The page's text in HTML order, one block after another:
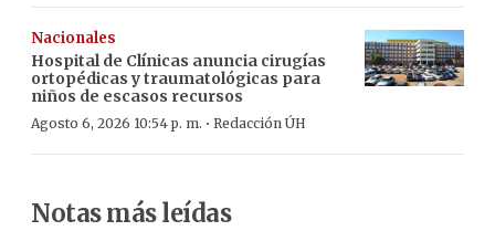
Nacionales
Hospital de Clínicas anuncia cirugías
ortopédicas y traumatológicas para
niños de escasos recursos
Agosto 6, 2026 10:54 p. m. · Redacción ÚH
Notas más leídas